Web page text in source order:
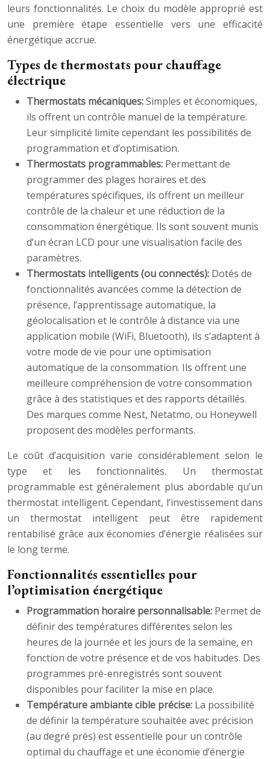
leurs fonctionnalités. Le choix du modèle approprié est
une première étape essentielle vers une efficacité
énergétique accrue.
Types de thermostats pour chauffage
électrique
Thermostats mécaniques:Simples et économiques,
ils offrent un contrôle manuel de la température.
Leur simplicité limite cependant les possibilités de
programmation et d’optimisation.
Thermostats programmables: Permettant de
programmer des plages horaires et des
températures spécifiques, ils offrent un meilleur
contrôle de la chaleur et une réduction de la
consommation énergétique. Ils sont souvent munis
d’un écran LCD pour une visualisation facile des
paramètres.
Thermostats intelligents (ou connectés): Dotés de
fonctionnalités avancées comme la détection de
présence, l’apprentissage automatique, la
géolocalisation et le contrôle à distance via une
application mobile (WiFi, Bluetooth), ils s’adaptent à
votre mode de vie pour une optimisation
automatique de la consommation. Ils offrent une
meilleure compréhension de votre consommation
grâce à des statistiques et des rapports détaillés.
Des marques comme Nest, Netatmo, ou Honeywell
proposent des modèles performants.
Le coût d’acquisition varie considérablement selon le
type et les fonctionnalités. Un thermostat
programmable est généralement plus abordable qu’un
thermostat intelligent. Cependant, l’investissement dans
un thermostat intelligent peut être rapidement
rentabilisé grâce aux économies d’énergie réalisées sur
le long terme.
Fonctionnalités essentielles pour
l’optimisation énergétique
Programmation horaire personnalisable: Permet de
définir des températures différentes selon les
heures de la journée et les jours de la semaine, en
fonction de votre présence et de vos habitudes. Des
programmes pré-enregistrés sont souvent
disponibles pour faciliter la mise en place.
Température ambiante cible précise: La possibilité
de définir la température souhaitée avec précision
(au degré près) est essentielle pour un contrôle
optimal du chauffage et une économie d’énergie